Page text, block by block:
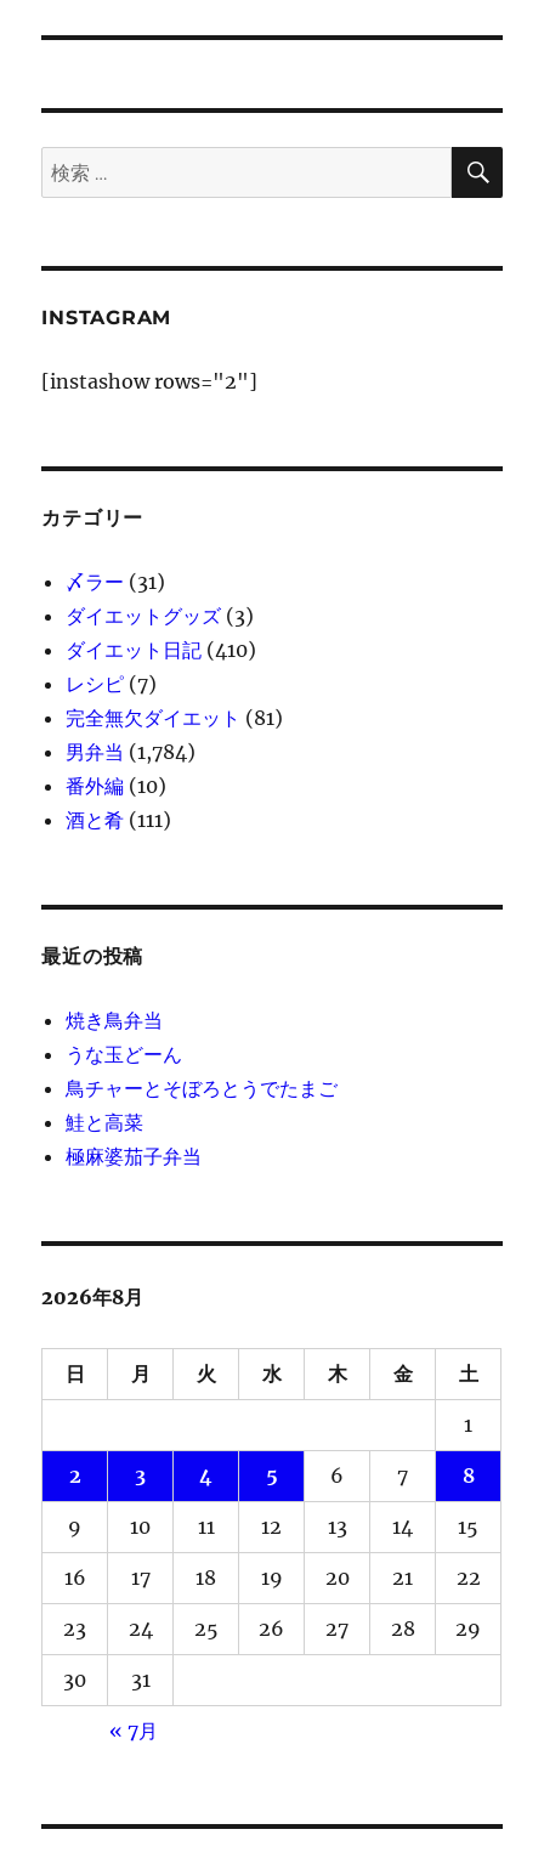
ー
ン
投
検
索:
検
INSTAGRAM
[instashow rows="2"]
カテゴリー
〆ラー (31)
ダイエットグッズ (3)
ダイエット日記 (410)
レシピ (7)
完全無欠ダイエット (81)
男弁当 (1,784)
番外編 (10)
酒と肴 (111)
最近の投稿
焼き鳥弁当
うな玉どーん
鳥チャーとそぼろとうでたまご
鮭と高菜
極麻婆茄子弁当
2026年8月
日 月 火 水 木 金 土
1
2 3 4 5 6 7 8
9 10 11 12 13 14 15
16 17 18 19 20 21 22
23 24 25 26 27 28 29
30 31
« 7月